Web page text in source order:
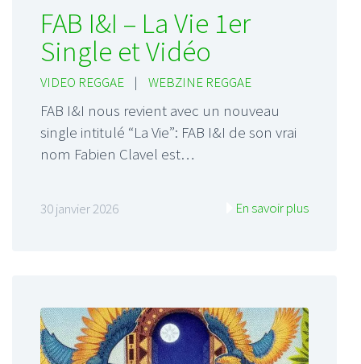
FAB I&I – La Vie 1er
Single et Vidéo
VIDEO REGGAE | WEBZINE REGGAE
FAB I&I nous revient avec un nouveau
single intitulé “La Vie”: FAB I&I de son vrai
nom Fabien Clavel est…
30 janvier 2026 En savoir plus